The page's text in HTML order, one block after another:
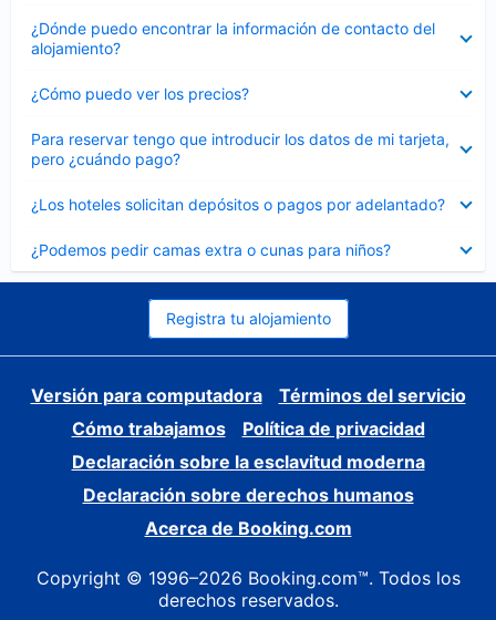
¿Dónde puedo encontrar la información de contacto del
alojamiento?
cerrado
¿Cómo puedo ver los precios?
cerrado
Para reservar tengo que introducir los datos de mi tarjeta,
pero ¿cuándo pago?
cerrado
¿Los hoteles solicitan depósitos o pagos por adelantado?
cerrado
¿Podemos pedir camas extra o cunas para niños?
cerrado
Registra tu alojamiento
Versión para computadora
Términos del servicio
Cómo trabajamos
Política de privacidad
Declaración sobre la esclavitud moderna
Declaración sobre derechos humanos
Acerca de Booking.com
Copyright © 1996–2026 Booking.com™. Todos los
derechos reservados.